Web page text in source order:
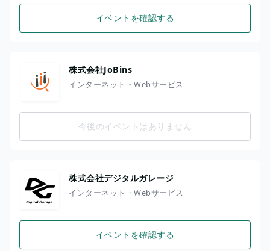
イベントを確認する
株式会社JoBins
インターネット・Webサービス
今後のイベントはありません
株式会社デジタルガレージ
インターネット・Webサービス
イベントを確認する